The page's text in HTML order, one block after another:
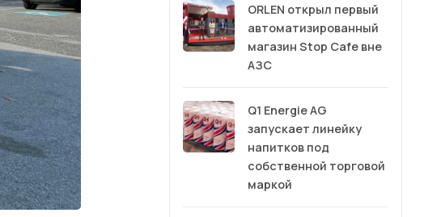
ORLEN открыл первый
автоматизированный
магазин Stop Cafe вне
АЗС
Q1 Energie AG
запускает линейку
напитков под
собственной торговой
маркой